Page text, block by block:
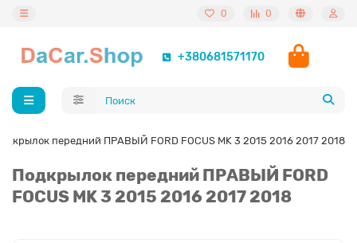
0 0
+380681571170
передний ПРАВЫЙ FORD FOCUS MK 3 2015 2016 2017 2018
Подкрылок передний ПРАВЫЙ FORD
FOCUS MK 3 2015 2016 2017 2018